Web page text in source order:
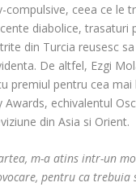
compulsive, ceea ce le
diabolice, trasaturi
din Turcia reusesc
De altfel, Ezgi
premiul pentru cea mai
Awards, echivalentul
din Asia si Orient.
m-a atins intr-un
pentru ca trebuia